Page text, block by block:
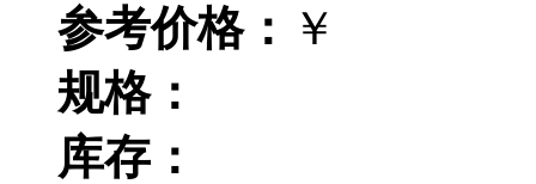
参考价格： ￥
规格：
库存：